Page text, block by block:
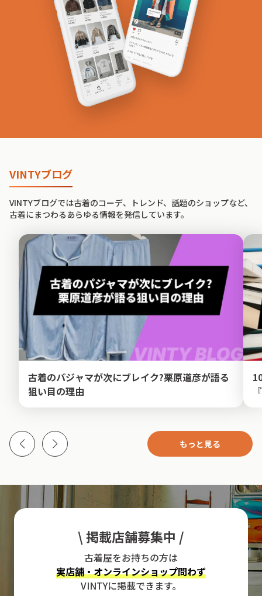
VINTYブログ
VINTYブログでは古着のコーデ、トレンド、話題のショップなど、
古着にまつわるあらゆる情報を発信しています。
古着のパジャマが次にブレイク?栗原道彦が語る
狙い目の理由
もっと見る
\ 掲載店舗募集中 /
古着屋をお持ちの方は
実店舗・オンラインショップ問わず
VINTYに掲載できます。